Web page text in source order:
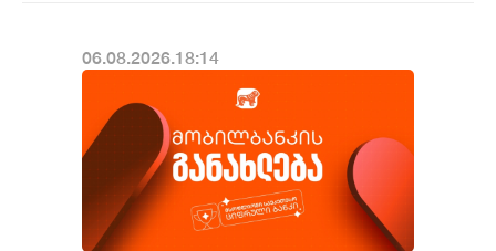
06.08.2026.18:14